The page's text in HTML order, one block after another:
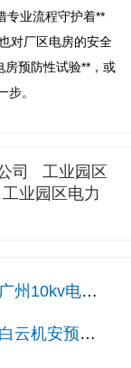
专业流程守护着**
对厂区电房的安全
房预防性试验**，或
司
工业园区
工业园区电力
助医院与工厂无忧
何护航ICU不断电